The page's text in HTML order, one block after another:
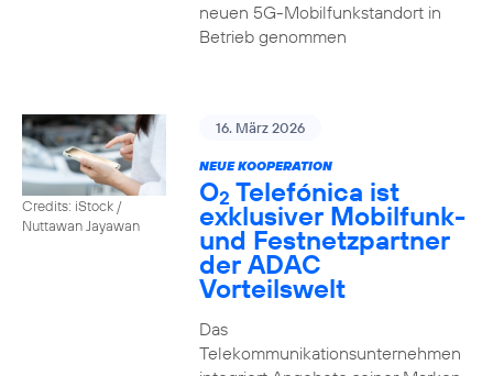
neuen 5G-Mobilfunkstandort in
Betrieb genommen
Credits: iStock /
Nuttawan Jayawan
16. März 2026
NEUE KOOPERATION
O2 Telefónica ist
exklusiver Mobilfunk-
und Festnetzpartner
der ADAC
Vorteilswelt
Das
Telekommunikationsunternehmen